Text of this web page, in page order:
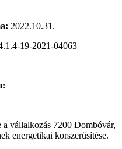
2022.10.31.
19-2021-04063
a vállalkozás 7200 Dombóvár,
energetikai korszerűsítése.